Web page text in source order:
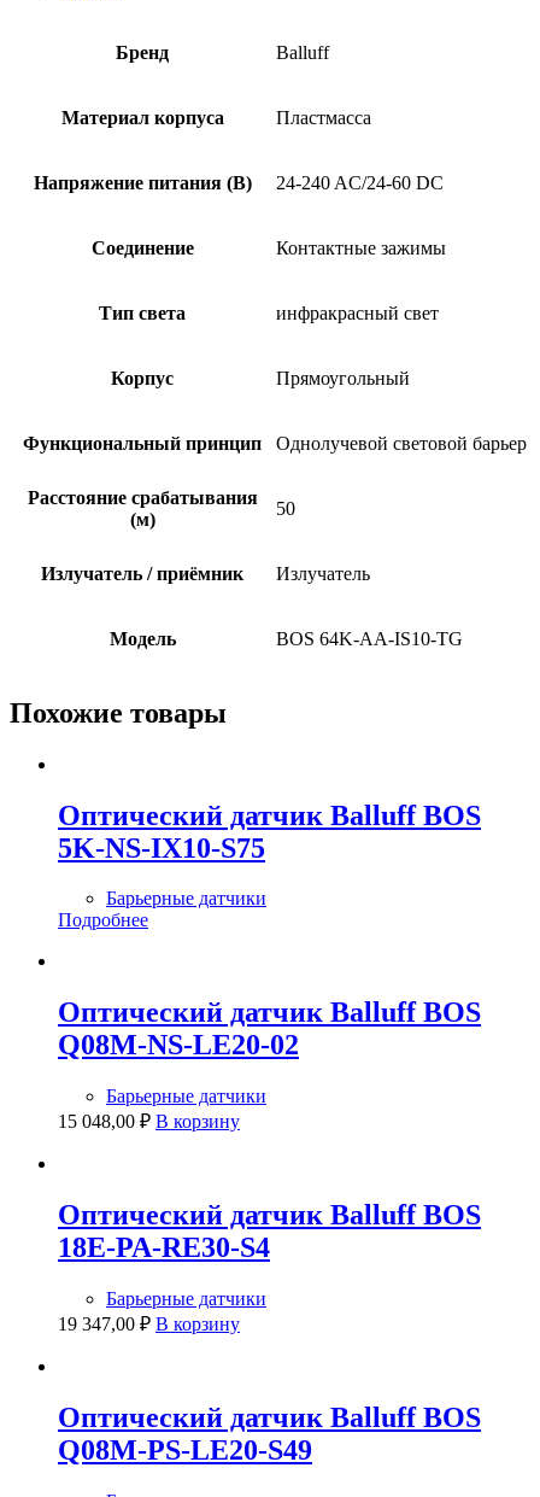
Бренд Balluff
Материал корпуса Пластмасса
Напряжение питания (В) 24-240 AC/24-60 DC
Соединение Контактные зажимы
Тип света инфракрасный свет
Корпус Прямоугольный
Функциональный принцип Однолучевой световой барьер
Расстояние срабатывания
(м)
50
Излучатель / приёмник Излучатель
Модель BOS 64K-AA-IS10-TG
Похожие товары
Оптический датчик Balluff BOS
5K-NS-IX10-S75
Барьерные датчики
Подробнее
Оптический датчик Balluff BOS
Q08M-NS-LE20-02
Барьерные датчики
15 048,00 ₽ В корзину
Оптический датчик Balluff BOS
18E-PA-RE30-S4
Барьерные датчики
19 347,00 ₽ В корзину
Оптический датчик Balluff BOS
Q08M-PS-LE20-S49